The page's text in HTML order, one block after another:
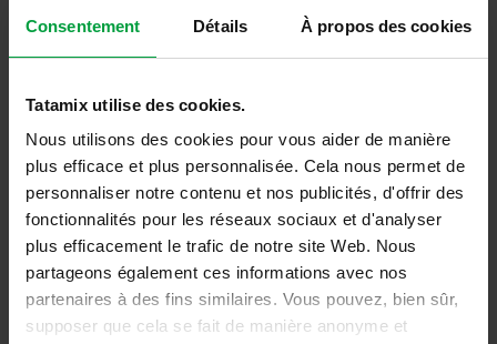
Consentement Détails À propos des cookies
Tatamix utilise des cookies.
Nous utilisons des cookies pour vous aider de manière
plus efficace et plus personnalisée. Cela nous permet de
personnaliser notre contenu et nos publicités, d'offrir des
fonctionnalités pour les réseaux sociaux et d'analyser
plus efficacement le trafic de notre site Web. Nous
partageons également ces informations avec nos
partenaires à des fins similaires. Vous pouvez, bien sûr,
supposer que cela se fait de manière anonyme et
Tapis Tatami K20-
50 - KIT 8 PIÈCES
52,00€
62,40€TTC
Tatami Fitness -
EK10C
19,00 €
22,80 €TTC